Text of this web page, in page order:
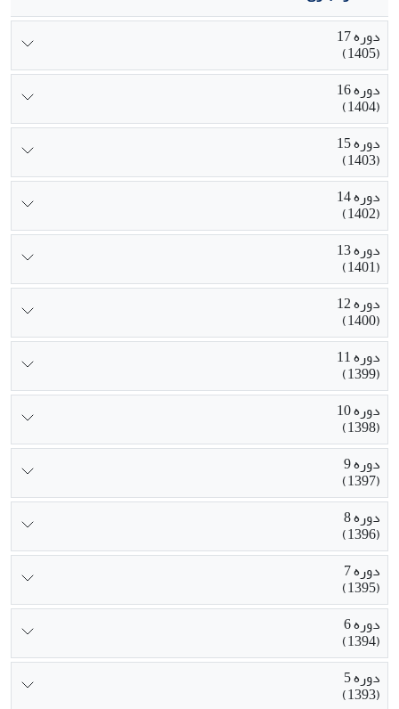
دوره 17
(1405)
دوره 16
(1404)
دوره 15
(1403)
دوره 14
(1402)
دوره 13
(1401)
دوره 12
(1400)
دوره 11
(1399)
دوره 10
(1398)
دوره 9
(1397)
دوره 8
(1396)
دوره 7
(1395)
دوره 6
(1394)
دوره 5
(1393)